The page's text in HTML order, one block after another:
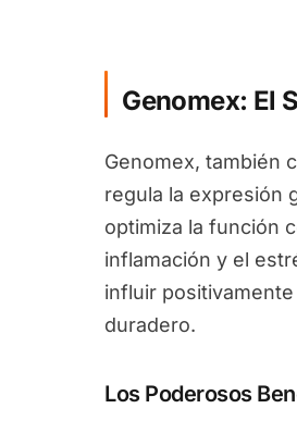
Genomex: El
Genomex, también
regula la expresión
optimiza la función
inflamación y el
influir
duradero.
Los Poderosos